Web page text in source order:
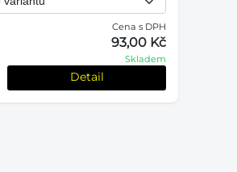
Cena s DPH
93,00 Kč
Skladem
Detail